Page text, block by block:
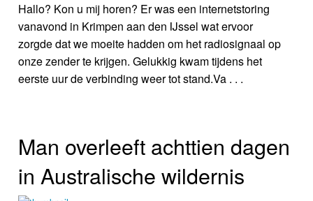
Hallo? Kon u mij horen? Er was een internetstoring
vanavond in Krimpen aan den IJssel wat ervoor
zorgde dat we moeite hadden om het radiosignaal op
onze zender te krijgen. Gelukkig kwam tijdens het
eerste uur de verbinding weer tot stand.Va . . .
Man overleeft achttien dagen
in Australische wildernis